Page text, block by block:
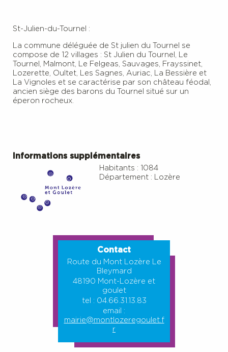
St-Julien-du-Tournel :
La commune déléguée de St julien du Tournel se
compose de 12 villages : St Julien du Tournel, Le
Tournel, Malmont, Le Felgeas, Sauvages, Frayssinet,
Lozerette, Oultet, Les Sagnes, Auriac, La Bessière et
La Vignoles et se caractérise par son château féodal,
ancien siège des barons du Tournel situé sur un
éperon rocheux.
Informations supplémentaires
Habitants : 1084
Département : Lozère
Contact
Route du Mont Lozère Le
Bleymard
48190 Mont-Lozère et
goulet
tel : 04.66.31.13.83
email :
mairie@montlozeregoulet.f
r